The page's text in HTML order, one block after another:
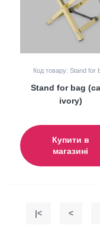
Код товару: Stand for
Stand for bag
ivory)
Купити в
магазині
|< <